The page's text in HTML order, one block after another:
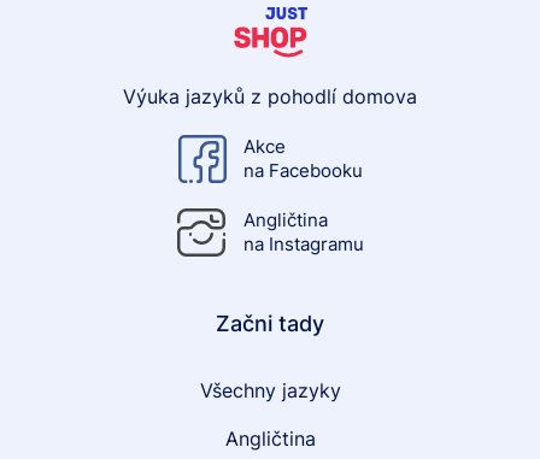
Výuka jazyků z pohodlí domova
Akce
na Facebooku
Angličtina
na Instagramu
Začni tady
Všechny jazyky
Angličtina